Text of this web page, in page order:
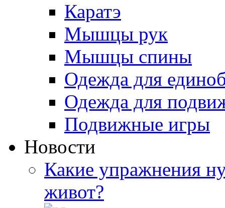
Каратэ
Мышцы рук
Мышцы спины
Одежда для
Одежда для
Подвижные игры
Новости
Какие упражнения
живот?